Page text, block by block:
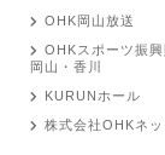
OHK岡山放送
OHKスポーツ振
岡山・香川
KURUNホール
株式会社OHKネッ